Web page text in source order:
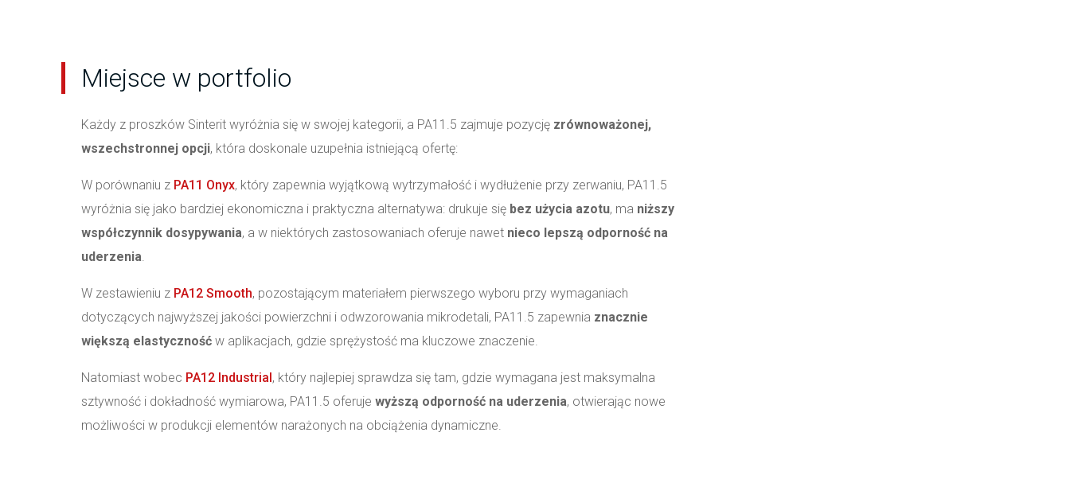
Miejsce w portfolio
Każdy z proszków Sinterit wyróżnia się w swojej kategorii, a PA11.5 zajmuje pozycję zrównoważonej,
wszechstronnej opcji, która doskonale uzupełnia istniejącą ofertę:
W porównaniu z PA11 Onyx, który zapewnia wyjątkową wytrzymałość i wydłużenie przy zerwaniu, PA11.5
wyróżnia się jako bardziej ekonomiczna i praktyczna alternatywa: drukuje się bez użycia azotu, ma niższy
współczynnik dosypywania, a w niektórych zastosowaniach oferuje nawet nieco lepszą odporność na
uderzenia.
W zestawieniu z PA12 Smooth, pozostającym materiałem pierwszego wyboru przy wymaganiach
dotyczących najwyższej jakości powierzchni i odwzorowania mikrodetali, PA11.5 zapewnia znacznie
większą elastyczność w aplikacjach, gdzie sprężystość ma kluczowe znaczenie.
Natomiast wobec PA12 Industrial, który najlepiej sprawdza się tam, gdzie wymagana jest maksymalna
sztywność i dokładność wymiarowa, PA11.5 oferuje wyższą odporność na uderzenia, otwierając nowe
możliwości w produkcji elementów narażonych na obciążenia dynamiczne.